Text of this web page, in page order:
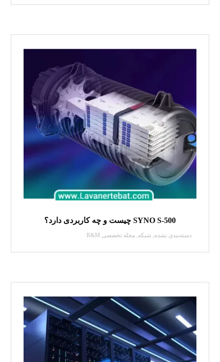
SYNO S-500 چیست و چه کاربردی دارد؟
دسته‌بندی نشده, شبکه,مجله تخصصی R&M